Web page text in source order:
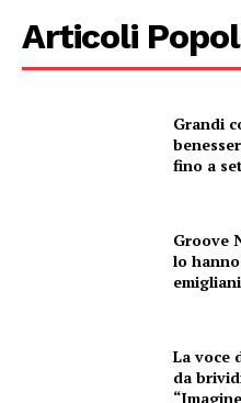
Articoli
Grandi
fino a
Groove
lo
emigliani
La voce
da